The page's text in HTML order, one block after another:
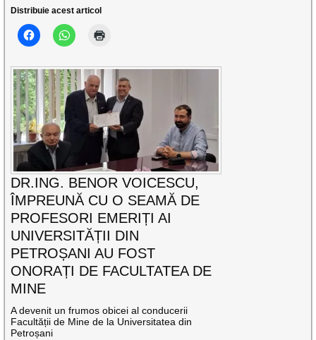
Distribuie acest articol
DR.ING. BENOR VOICESCU,
ÎMPREUNĂ CU O SEAMĂ DE
PROFESORI EMERIȚI AI
UNIVERSITĂȚII DIN
PETROȘANI AU FOST
ONORAȚI DE FACULTATEA DE
MINE
A devenit un frumos obicei al conducerii
Facultății de Mine de la Universitatea din
Petroșani